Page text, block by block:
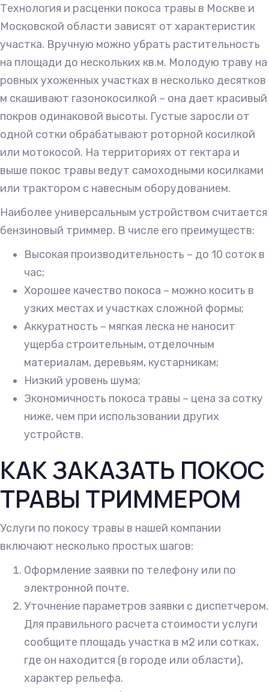
Технология и расценки покоса травы в Москве и
Московской области зависят от характеристик
участка. Вручную можно убрать растительность
на площади до нескольких кв.м. Молодую траву на
ровных ухоженных участках в несколько десятков
м скашивают газонокосилкой – она дает красивый
покров одинаковой высоты. Густые заросли от
одной сотки обрабатывают роторной косилкой
или мотокосой. На территориях от гектара и
выше покос травы ведут самоходными косилками
или трактором с навесным оборудованием.
Наиболее универсальным устройством считается
бензиновый триммер. В числе его преимуществ:
Высокая производительность – до 10 соток в
час;
Хорошее качество покоса – можно косить в
узких местах и участках сложной формы;
Аккуратность – мягкая леска не наносит
ущерба строительным, отделочным
материалам, деревьям, кустарникам;
Низкий уровень шума;
Экономичность покоса травы – цена за сотку
ниже, чем при использовании других
устройств.
КАК ЗАКАЗАТЬ ПОКОС
ТРАВЫ ТРИММЕРОМ
Услуги по покосу травы в нашей компании
включают несколько простых шагов:
Оформление заявки по телефону или по
электронной почте.
Уточнение параметров заявки с диспетчером.
Для правильного расчета стоимости услуги
сообщите площадь участка в м2 или сотках,
где он находится (в городе или области),
характер рельефа.